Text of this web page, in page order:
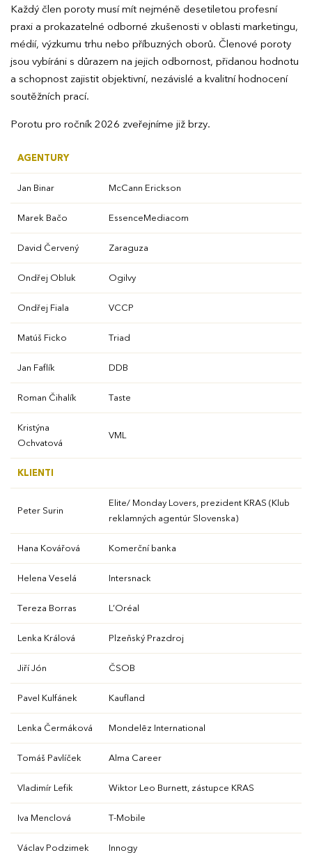
Každý člen poroty musí mít nejméně desetiletou profesní
praxi a prokazatelné odborné zkušenosti v oblasti marketingu,
médií, výzkumu trhu nebo příbuzných oborů. Členové poroty
jsou vybíráni s důrazem na jejich odbornost, přidanou hodnotu
a schopnost zajistit objektivní, nezávislé a kvalitní hodnocení
soutěžních prací.
Porotu pro ročník 2026 zveřejníme již brzy.
AGENTURY
Jan Binar McCann Erickson
Marek Bačo EssenceMediacom
David Červený Zaraguza
Ondřej Obluk Ogilvy
Ondřej Fiala VCCP
Matúš Ficko Triad
Jan Faflík DDB
Roman Čihalík Taste
Kristýna
Ochvatová
VML
KLIENTI
Peter Surin
Elite/ Monday Lovers, prezident KRAS (Klub
reklamných agentúr Slovenska)
Hana Kovářová Komerční banka
Helena Veselá Intersnack
Tereza Borras L’Oréal
Lenka Králová Plzeňský Prazdroj
Jiří Jón ČSOB
Pavel Kulfánek Kaufland
Lenka Čermáková Mondelēz International
Tomáš Pavlíček Alma Career
Vladimír Lefik Wiktor Leo Burnett, zástupce KRAS
Iva Menclová T-Mobile
Václav Podzimek Innogy